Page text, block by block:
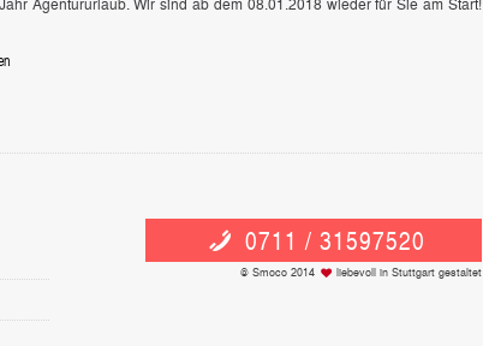
0711 / 31597520
© Smoco 2014 liebevoll in Stuttgart gestaltet